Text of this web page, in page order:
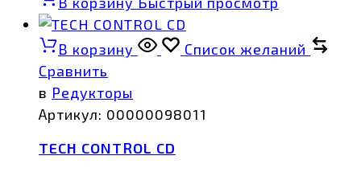
В корзину
Список желаний
Сравнить
в Редукторы
Артикул: 00000098011
TECH CONTROL CD